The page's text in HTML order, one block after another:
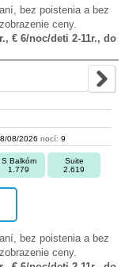
bez poistenia a bez
ceny.
€ 6/noc/deti 2-11r., do
08/2026 nocí: 9
S Balkóm
1.779
Suite
2.619
bez poistenia a bez
ceny.